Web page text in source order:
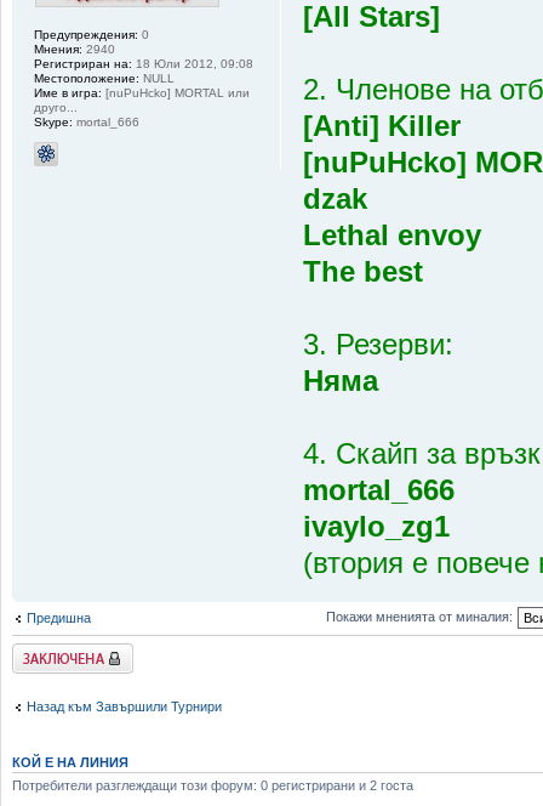
[All Stars]
2. Членове на
[Anti] Killer
[nuPuHcko]
dzak
Lethal envoy
The best
3. Резерви:
Няма
4. Скайп за
mortal_666
ivaylo_zg1
(втория е повече
Предупреждения: 0
Мнения: 2940
Регистриран на: 18 Юли 2012, 09:08
Местоположение: NULL
Име в игра: [nuPuHcko] MORTAL или
друго...
Skype: mortal_666
Предишна Покажи мненията от миналия:
Заключена
Назад към Завършили Турнири
КОЙ Е НА ЛИНИЯ
Потребители разглеждащи този форум: 0 регистрирани и 2 госта